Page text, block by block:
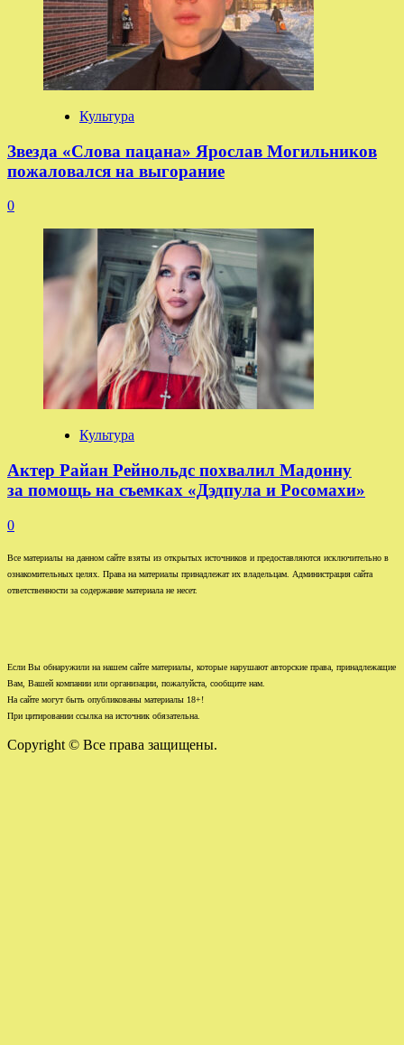
Культура
Звезда «Слова пацана» Ярослав Могильников
пожаловался на выгорание
0
Культура
Актер Райан Рейнольдс похвалил Мадонну
за помощь на съемках «Дэдпула и Росомахи»
0
Все материалы на данном сайте взяты из открытых источников и предоставляются исключительно в
ознакомительных целях. Права на материалы принадлежат их владельцам. Администрация сайта
ответственности за содержание материала не несет.
Если Вы обнаружили на нашем сайте материалы, которые нарушают авторские права, принадлежащие
Вам, Вашей компании или организации, пожалуйста, сообщите нам.
На сайте могут быть опубликованы материалы 18+!
При цитировании ссылка на источник обязательна.
Copyright © Все права защищены.